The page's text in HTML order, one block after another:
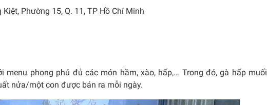
Phường 15, Q. 11, TP Hồ Chí Minh
menu phong phú đủ các món hầm, xào, hấp,… Trong đó, gà hấp muối
nửa/một con được bán ra mỗi ngày.